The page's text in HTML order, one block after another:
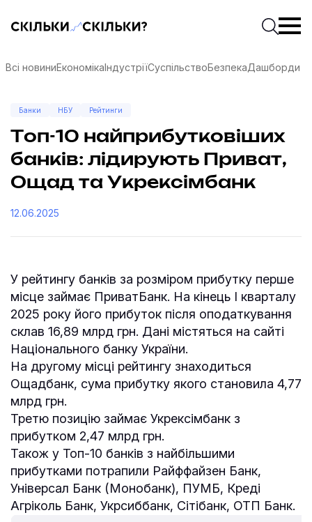
Скільки-скільки? — Медіа про суспільні даніПочати
Всі новиниЕкономікаІндустріїСуспільствоБезпекаДашборди
Банки НБУ Рейтинги
Топ-10 найприбутковіших
банків: лідирують Приват,
Ощад та Укрексімбанк
12.06.2025
У рейтингу банків за розміром прибутку перше
місце займає ПриватБанк. На кінець І кварталу
2025 року його прибуток після оподаткування
склав 16,89 млрд грн. Дані містяться на сайті
Національного банку України.
На другому місці рейтингу знаходиться
Ощадбанк, сума прибутку якого становила 4,77
млрд грн.
Третю позицію займає Укрексімбанк з
прибутком 2,47 млрд грн.
Також у Топ-10 банків з найбільшими
прибутками потрапили Райффайзен Банк,
Універсал Банк (Монобанк), ПУМБ, Креді
Агріколь Банк, Укрсиббанк, Сітібанк, ОТП Банк.